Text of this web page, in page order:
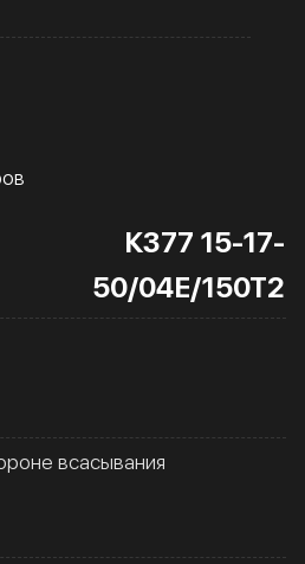
К377 15-17-
50/04Е/150Т2
всасывания